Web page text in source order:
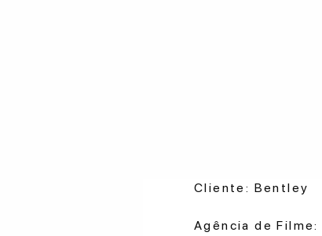
Cliente: Bentley
Agência de